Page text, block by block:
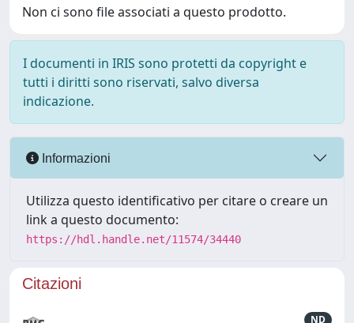
Non ci sono file associati a questo prodotto.
I documenti in IRIS sono protetti da copyright e
tutti i diritti sono riservati, salvo diversa
indicazione.
Informazioni
Utilizza questo identificativo per citare o creare un
link a questo documento:
https://hdl.handle.net/11574/34440
Citazioni
ND